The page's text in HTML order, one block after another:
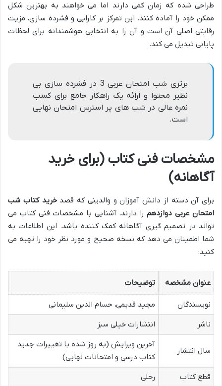
طراحی شده که زمان کمی دارند اما می خواهند به بهترین شکل
ممکن خود را آماده کنند. این تمرکز بر کارایی و فشرده سازی، مزیت
رقابتی اصلی آن است و آن را به انتخابی هوشمندانه برای لحظات
پایانی تبدیل می کند.
برتری شب امتحان عربی 3 در فشرده سازی بی
نظیر محتوا و ارائه یک راهکار جامع برای کسب
نمره عالی در شب های پر استرس امتحان نهایی
است.
مشخصات فنی کتاب (برای خرید
آگاهانه)
برای آن دسته از دانش آموزان و والدینی که قصدخرید کتاب شب
امتحان عربی دوازدهمرا دارند، آشنایی با مشخصات فنی کتاب می
تواند در تصمیم گیری آگاهانه کمک کننده باشد. این اطلاعات به
شما اطمینان می دهد که نسخه صحیح و مورد نظر خود را تهیه می
کنید:
عنوان مشخصه توضیحات
نویسندگان
مجید قدیمی، حسام الدین سلیمانی
ناشر
انتشارات خیلی سبز
سال انتشار
آخرین ویرایش (به روز شده با تغییرات جدید
کتاب درسی و امتحانات نهایی)
قطع کتاب
رحلی